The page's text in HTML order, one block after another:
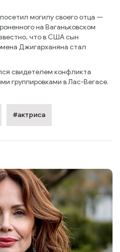
могилу своего отца —
на Ваганьковском
что в США сын
Джигарханяна стал
свидетелем конфликта
группировками в Лас-Вегасе.
#актриса